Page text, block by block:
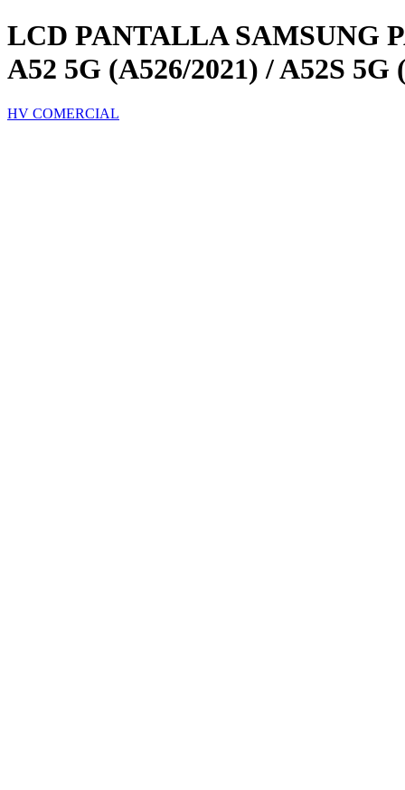
LCD PANTALLA SAMSUNG
A52 5G (A526/2021) / A52S
HV COMERCIAL